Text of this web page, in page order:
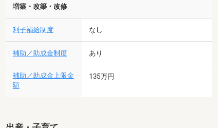
増築・改築・改修
利子補給制度 なし
補助／助成金制度 あり
補助／助成金上限金
額
135万円